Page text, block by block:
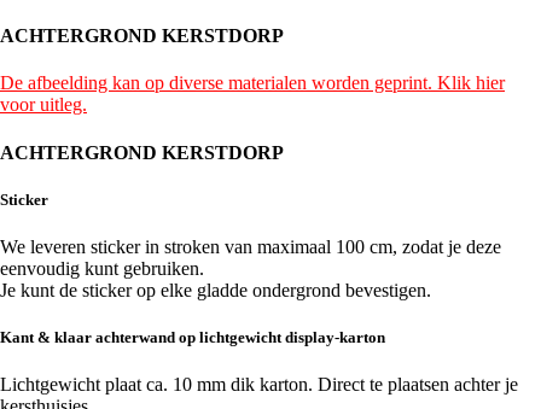
ACHTERGROND KERSTDORP
De afbeelding kan op diverse materialen worden geprint. Klik hier
voor uitleg.
ACHTERGROND KERSTDORP
Sticker
We leveren sticker in stroken van maximaal 100 cm, zodat je deze
eenvoudig kunt gebruiken.
Je kunt de sticker op elke gladde ondergrond bevestigen.
Kant & klaar achterwand op lichtgewicht display-karton
Lichtgewicht plaat ca. 10 mm dik karton. Direct te plaatsen achter je